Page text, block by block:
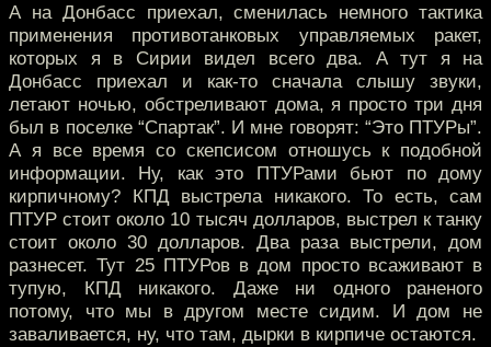
А на Донбасс приехал, сменилась немного тактика
применения противотанковых управляемых ракет,
которых я в Сирии видел всего два. А тут я на
Донбасс приехал и как-то сначала слышу звуки,
летают ночью, обстреливают дома, я просто три дня
был в поселке “Спартак”. И мне говорят: “Это ПТУРы”.
А я все время со скепсисом отношусь к подобной
информации. Ну, как это ПТУРами бьют по дому
кирпичному? КПД выстрела никакого. То есть, сам
ПТУР стоит около 10 тысяч долларов, выстрел к танку
стоит около 30 долларов. Два раза выстрели, дом
разнесет. Тут 25 ПТУРов в дом просто всаживают в
тупую, КПД никакого. Даже ни одного раненого
потому, что мы в другом месте сидим. И дом не
заваливается, ну, что там, дырки в кирпиче остаются.